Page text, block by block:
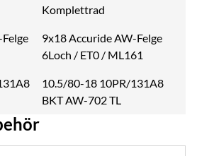
Komplettrad
9x18 Accuride AW-Felge
6Loch / ET0 / ML161
10.5/80-18 10PR/131A8
BKT AW-702 TL